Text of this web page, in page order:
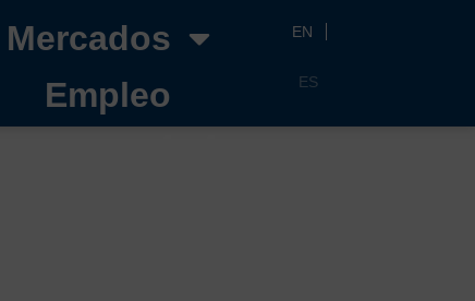
Mercados
Empleo
EN
ES